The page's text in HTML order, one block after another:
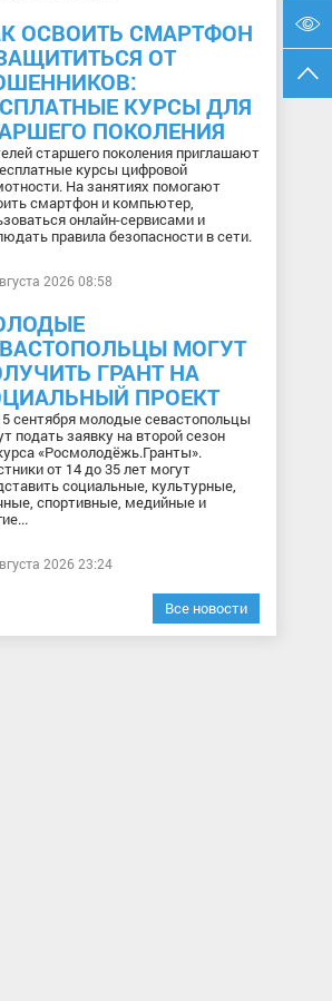
ОСВОИТЬ СМАРТФОН
ОТ
КУРСЫ ДЛЯ
ПОКОЛЕНИЯ
старшего поколения приглашают
курсы цифровой
На занятиях помогают
смартфон и компьютер,
онлайн-сервисами и
правила безопасности в сети.
2026 08:58
МОГУТ
ГРАНТ НА
ПРОЕКТ
сентября молодые севастопольцы
подать заявку на второй сезон
«Росмолодёжь.Гранты».
от 14 до 35 лет могут
социальные, культурные,
спортивные, медийные и
2026 23:24
Все новости